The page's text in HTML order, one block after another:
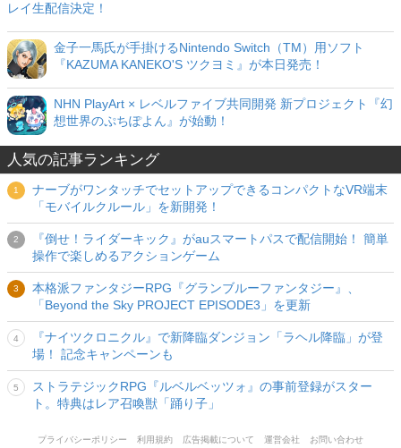
レイ生配信決定！
金子一馬氏が手掛けるNintendo Switch（TM）用ソフト
『KAZUMA KANEKO'S ツクヨミ』が本日発売！
NHN PlayArt × レベルファイブ共同開発 新プロジェクト『幻
想世界のぷちぽよん』が始動！
人気の記事ランキング
ナーブがワンタッチでセットアップできるコンパクトなVR端末
「モバイルクルール」を新開発！
『倒せ！ライダーキック』がauスマートパスで配信開始！ 簡単
操作で楽しめるアクションゲーム
本格派ファンタジーRPG『グランブルーファンタジー』、
「Beyond the Sky PROJECT EPISODE3」を更新
『ナイツクロニクル』で新降臨ダンジョン「ラヘル降臨」が登
場！ 記念キャンペーンも
ストラテジックRPG『ルベルベッツォ』の事前登録がスター
ト。特典はレア召喚獣「踊り子」
プライバシーポリシー 利用規約 広告掲載について 運営会社 お問い合わせ